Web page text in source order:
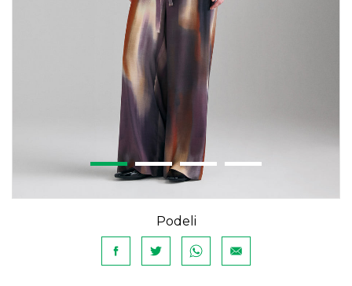
Podeli